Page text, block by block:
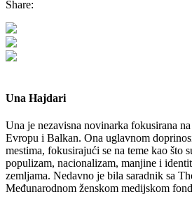
Share:
Una Hajdari
Una je nezavisna novinarka fokusirana
Evropu i Balkan. Ona uglavnom
mestima, fokusirajući se na teme kao što
populizam, nacionalizam, manjine i
zemljama. Nedavno je bila saradnik sa
Međunarodnom ženskom medijskom